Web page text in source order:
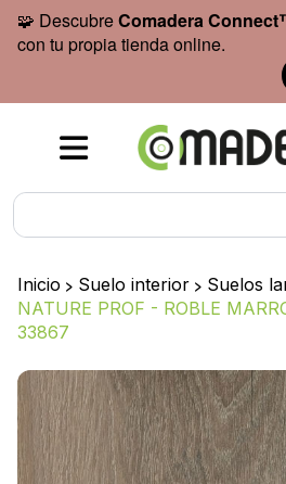
🧩 DescubreComadera
con tu propia tienda online.
Inicio > Suelo interior > Suelos
NATURE PROF - ROBLE
33867